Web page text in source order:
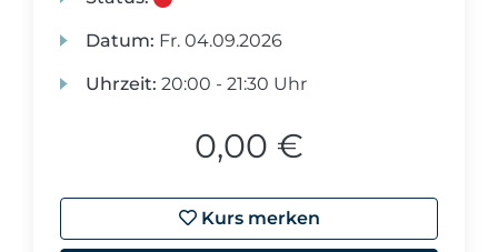
Datum: Fr. 04.09.2026
Uhrzeit: 20:00 - 21:30 Uhr
0,00 €
Kurs merken